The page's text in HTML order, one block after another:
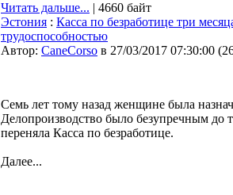
Читать дальше... | 4660 байт
Эстония : Касса по безработице три
трудоспособностью
Автор: CaneCorso в 27/03/2017 07:30:00 (
Семь лет тому назад женщине была
Делопроизводство было безупречным до
переняла Касса по безработице.
Далее...